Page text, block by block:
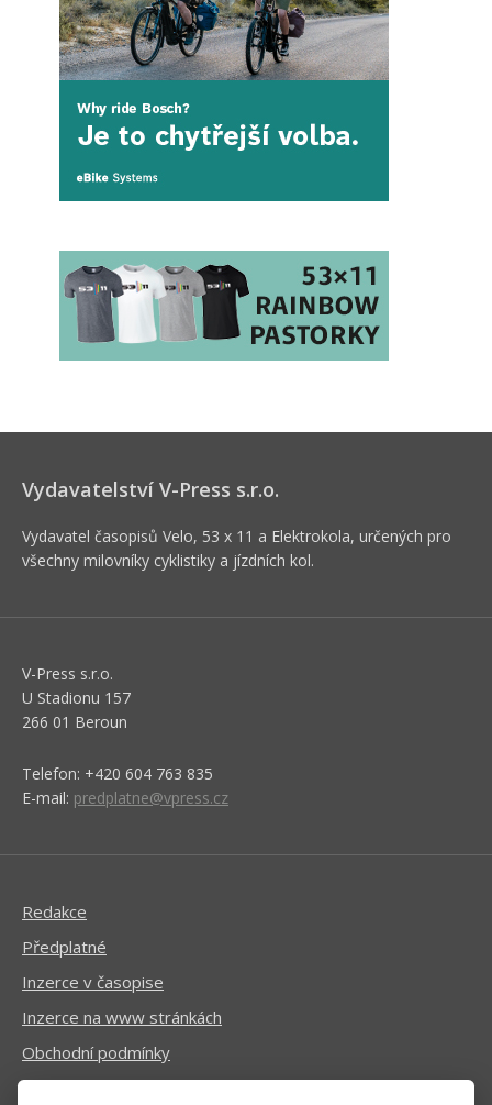
Vydavatelství V-Press s.r.o.
Vydavatel časopisů Velo, 53 x 11 a Elektrokola, určených pro
všechny milovníky cyklistiky a jízdních kol.
V-Press s.r.o.
U Stadionu 157
266 01 Beroun
Telefon: +420 604 763 835
E-mail: predplatne@vpress.cz
Redakce
Předplatné
Inzerce v časopise
Inzerce na www stránkách
Obchodní podmínky
Ochrana osobních údajů